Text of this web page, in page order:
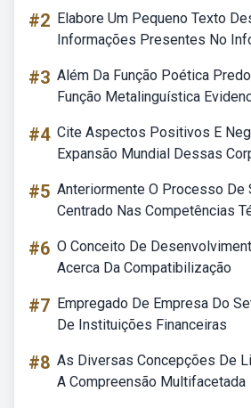
#2 Elabore Um Pequeno Texto
Informações Presentes No
#3 Além Da Função Poética
Função Metalinguística
#4 Cite Aspectos Positivos E
Expansão Mundial Dessas
#5 Anteriormente O Processo De
Centrado Nas Competências
#6 O Conceito De
Acerca Da Compatibilização
#7 Empregado De Empresa Do
De Instituições Financeiras
#8 As Diversas Concepções De
A Compreensão Multifacetada